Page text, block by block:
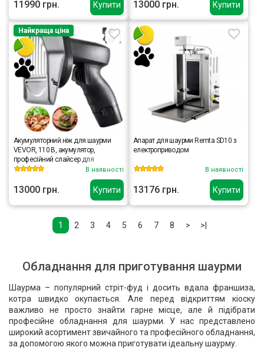
Купити
11990 грн. Купити
13000 грн.
Купити
Найкраща ціна
Акумуляторний ніж для шаурми
VEVOR, 110 В, акумулятор,
професійний слайсер для
турецького кебабу, комерційний
бездротовий гіроскопічний ніж
В наявності
13000 грн. Купити
Апарат для шаурми Remta SD10 з
електроприводом
В наявності
13176 грн.
1 2 3 4 5 6 7 8 > >|
Обладнання для приготування шаурми
Шаурма – популярний стріт-фуд і досить вдала франшиза,
котра швидко окупається. Але перед відкриттям кіоску
важливо не просто знайти гарне місце, але й підібрати
професійне обладнання для шаурми. У нас представлено
широкий асортимент звичайного та професійного обладнання,
за допомогою якого можна приготувати ідеальну шаурму.